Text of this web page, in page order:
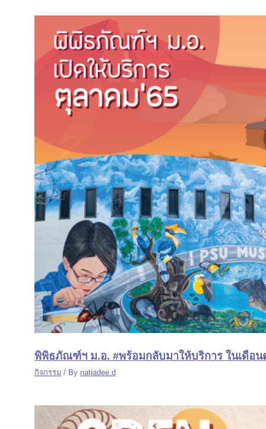
พิพิธภัณฑ์ฯ ม.อ. #พร้อมกลับมาให้บริการ ในเดือน
กิจกรรม / By natjadee.d